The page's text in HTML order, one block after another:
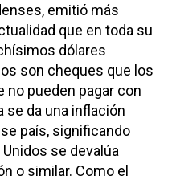
emitió más
que en toda su
dólares
son cheques que los
no pueden pagar con
se da una inflación
país, significando
se devalúa
o similar. Como el